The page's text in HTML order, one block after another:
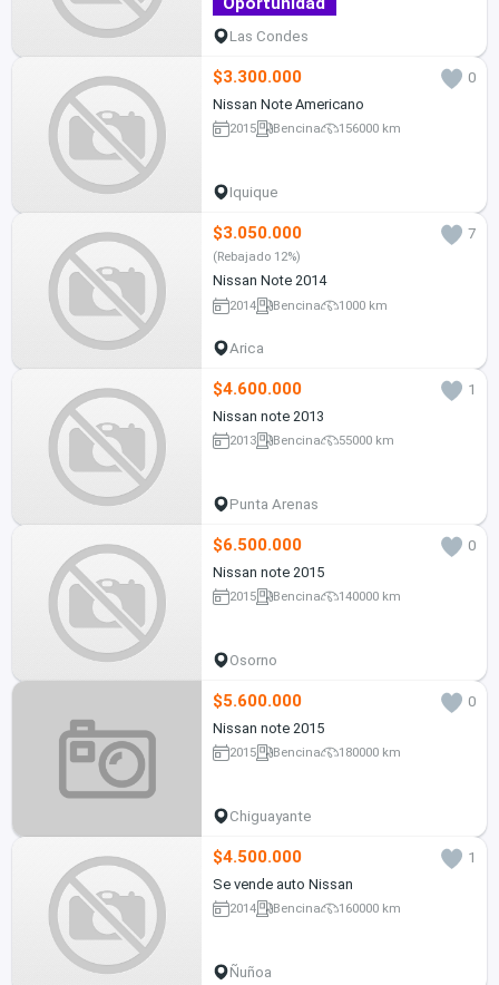
Las Condes
$3.300.000
0
Nissan Note Americano
2015 Bencina 156000 km
Iquique
$3.050.000 7
(Rebajado 12%)
Nissan Note 2014
2014 Bencina 1000 km
Arica
$4.600.000
1
Nissan note 2013
2013 Bencina 55000 km
Punta Arenas
$6.500.000
0
Nissan note 2015
2015 Bencina 140000 km
Osorno
$5.600.000
0
Nissan note 2015
2015 Bencina 180000 km
Chiguayante
$4.500.000
1
Se vende auto Nissan
2014 Bencina 160000 km
Ñuñoa